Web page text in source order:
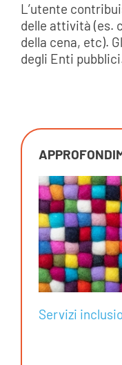
L’utente
delle attività (es.
della cena, etc).
degli Enti
Servizi